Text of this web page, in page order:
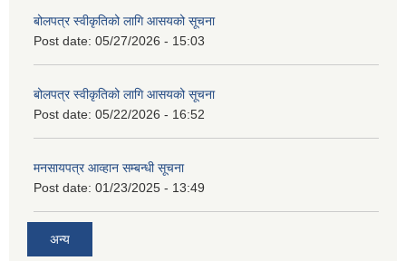
बोलपत्र स्वीकृतिको लागि आसयको सूचना
Post date: 05/27/2026 - 15:03
बोलपत्र स्वीकृतिको लागि आसयको सूचना
Post date: 05/22/2026 - 16:52
मनसायपत्र आव्हान सम्बन्धी सूचना
Post date: 01/23/2025 - 13:49
अन्य